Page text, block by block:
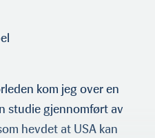
kom jeg over en
studie gjennomført av
hevdet at USA kan